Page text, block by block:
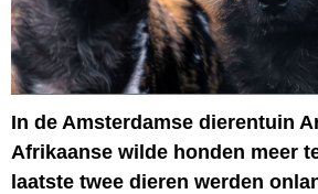
In de Amsterdamse dierentuin
Afrikaanse wilde honden meer
laatste twee dieren werden